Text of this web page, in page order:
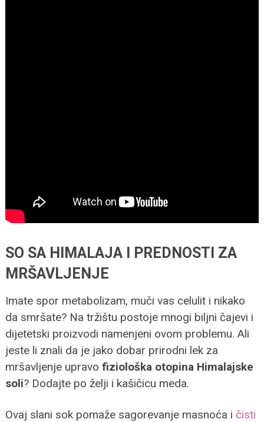
SO SA HIMALAJA I PREDNOSTI ZA
MRŠAVLJENJE
Imate spor metabolizam, muči vas celulit i nikako
da smršate? Na tržištu postoje mnogi biljni čajevi i
dijetetski proizvodi namenjeni ovom problemu. Ali
jeste li znali da je jako dobar prirodni lek za
mršavljenje upravo fiziološka otopina Himalajske
soli? Dodajte po želji i kašičicu meda.
Ovaj slani sok pomaže sagorevanje masnoća i čisti